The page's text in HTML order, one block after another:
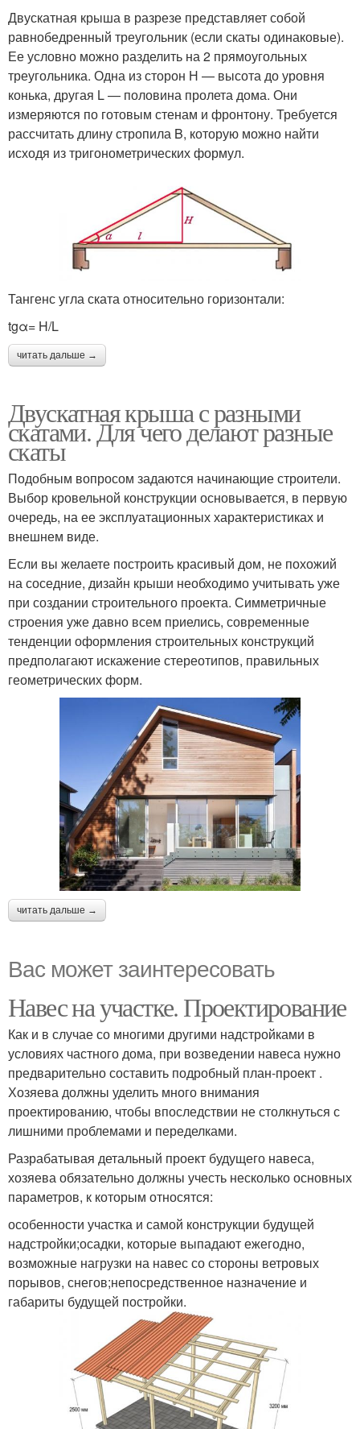
Двускатная крыша в разрезе представляет собой
равнобедренный треугольник (если скаты одинаковые).
Ее условно можно разделить на 2 прямоугольных
треугольника. Одна из сторон Н — высота до уровня
конька, другая L — половина пролета дома. Они
измеряются по готовым стенам и фронтону. Требуется
рассчитать длину стропила B, которую можно найти
исходя из тригонометрических формул.
Тангенс угла ската относительно горизонтали:
tgα= H/L
читать дальше →
Двускатная крыша с разными
скатами. Для чего делают разные
скаты
Подобным вопросом задаются начинающие строители.
Выбор кровельной конструкции основывается, в первую
очередь, на ее эксплуатационных характеристиках и
внешнем виде.
Если вы желаете построить красивый дом, не похожий
на соседние, дизайн крыши необходимо учитывать уже
при создании строительного проекта. Симметричные
строения уже давно всем приелись, современные
тенденции оформления строительных конструкций
предполагают искажение стереотипов, правильных
геометрических форм.
читать дальше →
Вас может заинтересовать
Навес на участке. Проектирование
Как и в случае со многими другими надстройками в
условиях частного дома, при возведении навеса нужно
предварительно составить подробный план-проект .
Хозяева должны уделить много внимания
проектированию, чтобы впоследствии не столкнуться с
лишними проблемами и переделками.
Разрабатывая детальный проект будущего навеса,
хозяева обязательно должны учесть несколько основных
параметров, к которым относятся:
особенности участка и самой конструкции будущей
надстройки;осадки, которые выпадают ежегодно,
возможные нагрузки на навес со стороны ветровых
порывов, снегов;непосредственное назначение и
габариты будущей постройки.